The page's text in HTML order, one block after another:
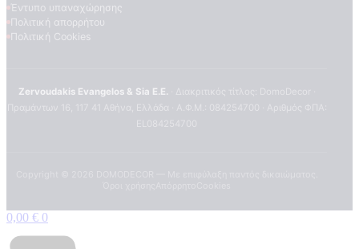
Έντυπο υπαναχώρησης
Πολιτική απορρήτου
Πολιτική Cookies
Zervoudakis Evangelos & Sia E.E.
0,00 € 0